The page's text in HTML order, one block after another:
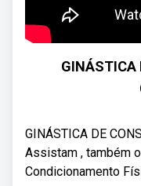
GINÁSTICA
GINÁSTICA DE
Assistam , também
Condicionamento